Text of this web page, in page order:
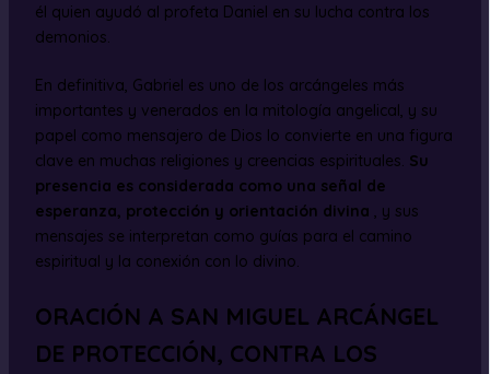
él quien ayudó al profeta Daniel en su lucha contra los
demonios.
En definitiva, Gabriel es uno de los arcángeles más
importantes y venerados en la mitología angelical, y su
papel como mensajero de Dios lo convierte en una figura
clave en muchas religiones y creencias espirituales. Su
presencia es considerada como una señal de
esperanza, protección y orientación divina
, y sus
mensajes se interpretan como guías para el camino
espiritual y la conexión con lo divino.
ORACIÓN A SAN MIGUEL ARCÁNGEL
DE PROTECCIÓN, CONTRA LOS